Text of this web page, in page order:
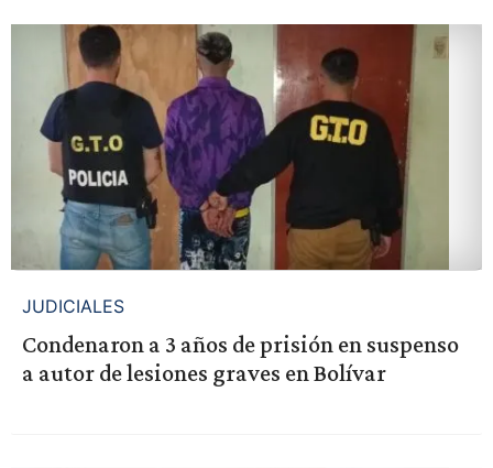
JUDICIALES
Condenaron a 3 años de prisión en suspenso
a autor de lesiones graves en Bolívar